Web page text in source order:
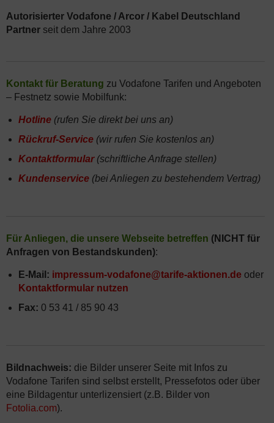
Autorisierter Vodafone / Arcor / Kabel Deutschland
Partner seit dem Jahre 2003
Kontakt für Beratung zu Vodafone Tarifen und Angeboten
– Festnetz sowie Mobilfunk:
Hotline (rufen Sie direkt bei uns an)
Rückruf-Service (wir rufen Sie kostenlos an)
Kontaktformular(schriftliche Anfrage stellen)
Kundenservice (bei Anliegen zu bestehendem Vertrag)
Für Anliegen, die unsere Webseite betreffen (NICHT für
Anfragen von Bestandskunden):
E-Mail: impressum-vodafone@tarife-aktionen.de oder
Kontaktformular nutzen
Fax: 0 53 41 / 85 90 43
Bildnachweis: die Bilder unserer Seite mit Infos zu
Vodafone Tarifen sind selbst erstellt, Pressefotos oder über
eine Bildagentur unterlizensiert (z.B. Bilder von
Fotolia.com).